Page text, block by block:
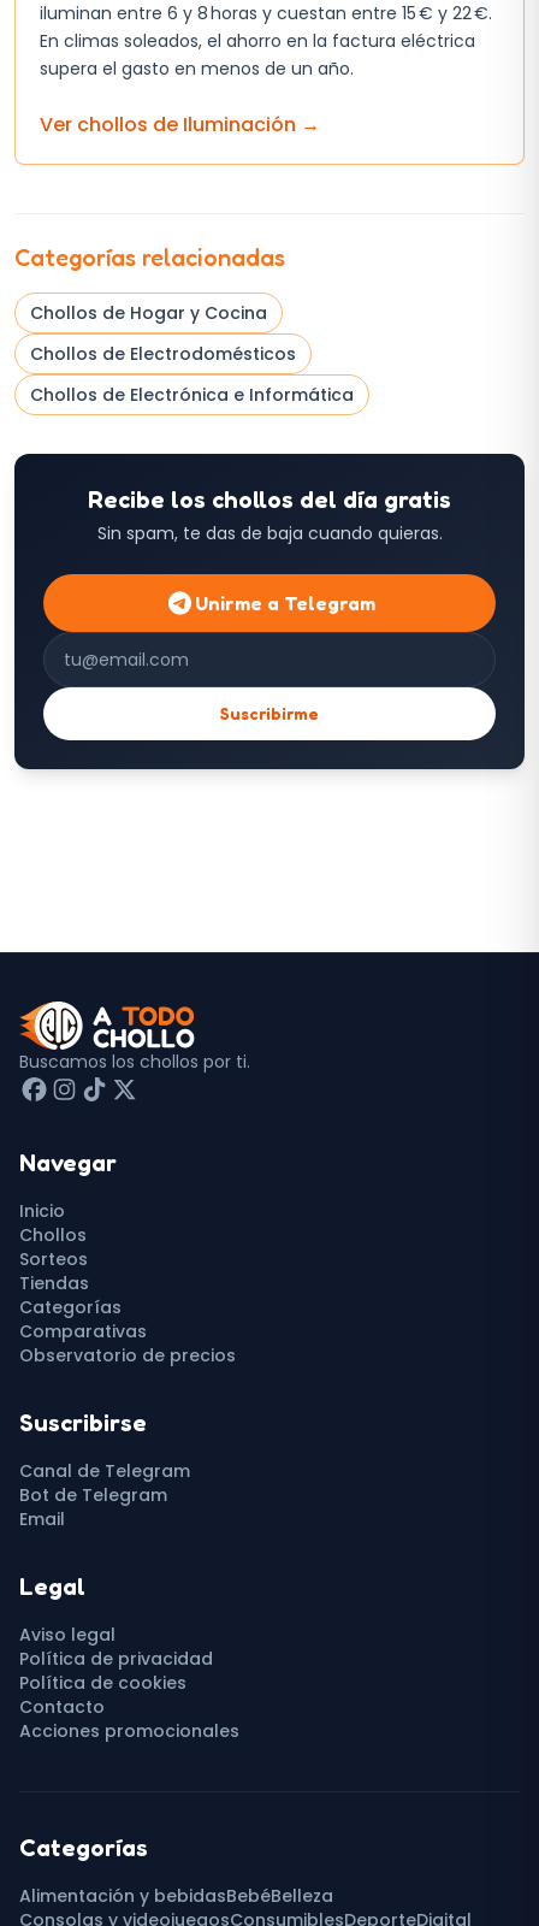
iluminan entre 6 y 8 horas y cuestan entre 15 € y 22 €.
En climas soleados, el ahorro en la factura eléctrica
supera el gasto en menos de un año.
Ver chollos de Iluminación →
Categorías relacionadas
Chollos de Hogar y Cocina
Chollos de Electrodomésticos
Chollos de Electrónica e Informática
Recibe los chollos del día gratis
Sin spam, te das de baja cuando quieras.
Unirme a Telegram
Correo electrónico
Suscribirme
Buscamos los chollos por ti.
Navegar
Inicio
Chollos
Sorteos
Tiendas
Categorías
Comparativas
Observatorio de precios
Suscribirse
Canal de Telegram
Bot de Telegram
Email
Legal
Aviso legal
Política de privacidad
Política de cookies
Contacto
Acciones promocionales
Categorías
Alimentación y bebidasBebéBelleza
Consolas y videojuegosConsumiblesDeporteDigital